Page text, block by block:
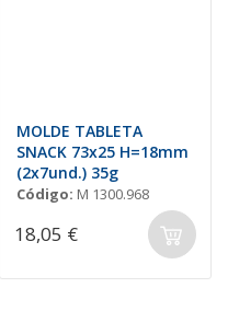
MOLDE TABLETA
SNACK 73x25 H=18mm
(2x7und.) 35g
Código: M 1300.968
18,05 €